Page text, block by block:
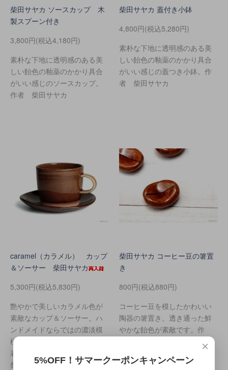
柴田サヤカ ソースカップ 木
製スプーン付き
3,800円(税込4,180円)
素朴な下地に透明感のある美
しい飴色の釉薬のかかり具合
がいい感じのソースカップ。
作者 柴田サヤカ
柴田サヤカ 蓋付き小鉢
4,800円(税込5,280円)
素朴な下地に透明感のある美
しい飴色の釉薬のかかり具合
がいい感じの蓋つき小鉢。作
者 柴田サヤカ
caramel（カラメル） カップ
＆ソーサー 柴田サヤカ
5,300円(税込5,830円)
艶やかで美しいカラメル色が
素敵なカップ＆ソーサー。ハ
ンドメイドならではの濃淡模
様に全面に入った貫入※が一層
表情を与えています。作者
柴田サヤカ
柴田サヤカ コーヒー豆の箸置
き
800円(税込880円)
コーヒー豆を模したかわいい
陶器の箸置き。透き通った鮮
やかな飴色が素敵です。作
×
5%OFF！サマークーポンキャンペーン